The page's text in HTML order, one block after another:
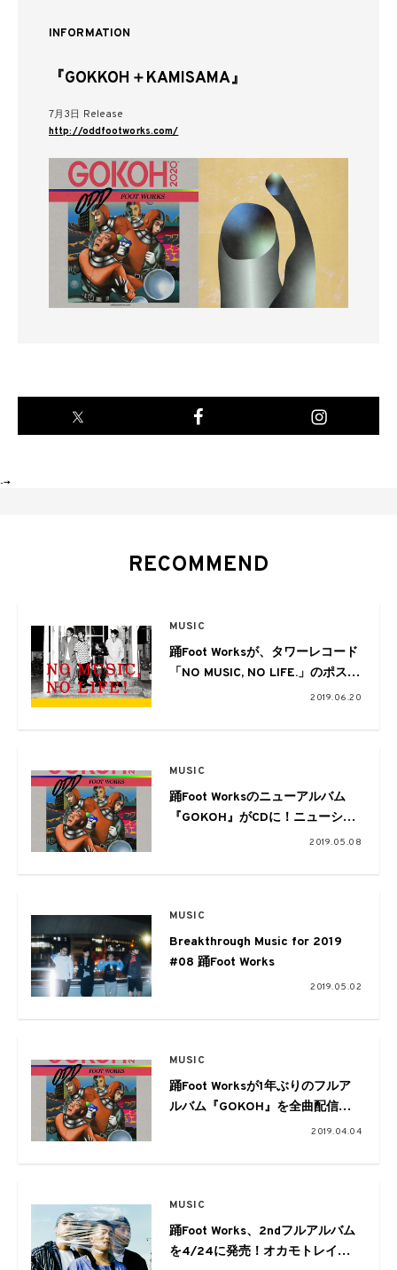
INFORMATION
『GOKKOH＋KAMISAMA』
7月3日 Release
http://oddfootworks.com/
-->
RECOMMEND
MUSIC
踊Foot Worksが、タワーレコード
「NO MUSIC, NO LIFE.」のポスタ
2019.06.20
MUSIC
踊Foot Worksのニューアルバム
『GOKOH』がCDに！ニューシン
グル『KAMISAMA』との2枚組で
2019.05.08
MUSIC
Breakthrough Music for 2019
#08 踊Foot Works
2019.05.02
MUSIC
踊Foot Worksが1年ぶりのフルア
ルバム『GOKOH』を全曲配信で
リリース。オカモトレイジや2019.04.04
MUSIC
踊Foot Works、2ndフルアルバム
を4/24に発売！オカモトレイジ